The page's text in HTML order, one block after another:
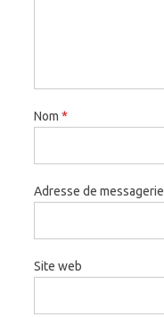
Nom *
Adresse de messagerie
Site web